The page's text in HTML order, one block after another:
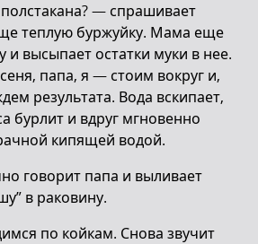
— спрашивает
теплую буржуйку. Мама еще
и высыпает остатки муки в нее.
папа, я — стоим вокруг и,
результата. Вода вскипает,
бурлит и вдруг мгновенно
кипящей водой.
говорит папа и выливает
в раковину.
по койкам. Снова звучит